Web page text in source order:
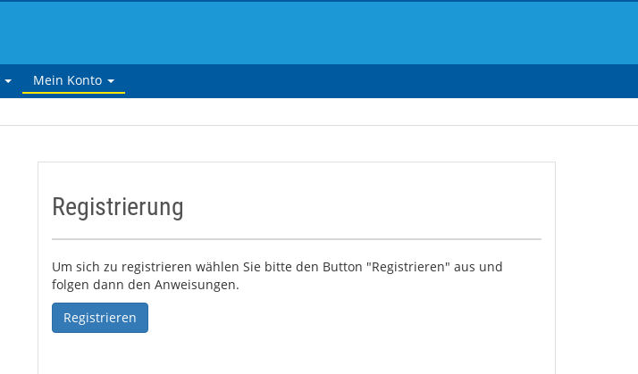
Mein Konto
Registrierung
Um sich zu registrieren wählen Sie bitte den Button "Registrieren" aus und
folgen dann den Anweisungen.
Registrieren